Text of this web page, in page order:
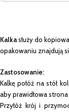
Kalkasłuży do
opakowaniu znajdują
Zastosowanie:
Kalkę połóż na stół
aby prawidłowa strona
Przyłóż krój i